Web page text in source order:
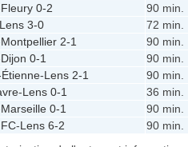
Fleury 0-2
90 min.
Lens 3-0
72 min.
Montpellier 2-1
90 min.
Dijon 0-1
90 min.
-Lens 2-1
90 min.
-Lens 0-1
36 min.
Marseille 0-1
90 min.
-Lens 6-2 90 min.